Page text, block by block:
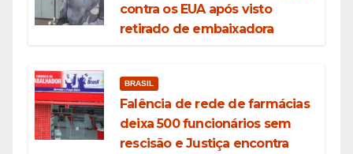
contra os EUA após visto
retirado de embaixadora
BRASIL
Falência de rede de farmácias
deixa 500 funcionários sem
rescisão e Justiça encontra